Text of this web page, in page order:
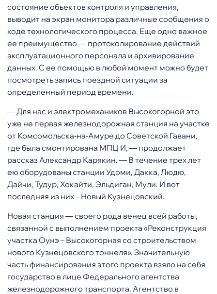
состояние объектов контроля и управления,
выводит на экран монитора различные сообщения о
ходе технологического процесса. Еще одно важное
ее преимущество — протоколирование действий
эксплуатационного персонала и архивирование
данных. С ее помощью в любой момент можно будет
посмотреть запись поездной ситуации за
определенный период времени.
— Для нас и электромехаников Высокогорной это
уже не первая железнодорожная станция на участке
от Комсомольска-на-Амуре до Советской Гавани,
где была смонтирована МПЦ И, — продолжает
рассказ Александр Карякин. — В течение трех лет
ею оборудованы станции Удоми, Дакка, Людю,
Дайчи, Тудур, Хокайти, Эльдиган, Мули. И вот
последняя из них – Новый Кузнецовский.
Новая станция — своего рода венец всей работы,
связанной с выполнением проекта «Реконструкция
участка Оунэ – Высокогорная со строительством
нового Кузнецовского тоннеля». Значительную
часть финансирования этого проекта взяло на себя
государство в лице Федерального агентства
железнодорожного транспорта. Агентство в